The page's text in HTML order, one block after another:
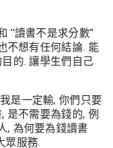
''讀書不是求分數"
不想有任何結論. 能
的. 讓學生們自己
是一定輸, 你們只要
是不需要為錢的, 例
, 為何要為錢讀書
眾服務.